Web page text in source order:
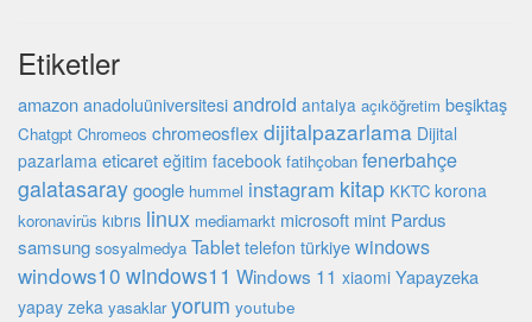
Etiketler
amazon anadoluüniversitesi android antalya açıköğretim beşiktaş
Chatgpt Chromeos chromeosflex dijitalpazarlama Dijital
pazarlama eticaret eğitim facebook fatihçoban fenerbahçe
galatasaraygoogle hummel instagram kitap KKTC korona
koronavirüs kıbrıs linux mediamarkt microsoft mint Pardus
samsung sosyalmedya Tablet telefon türkiyewindows
windows10 windows11 Windows 11 xiaomi Yapayzeka
yapay zeka yasaklar yorum youtube